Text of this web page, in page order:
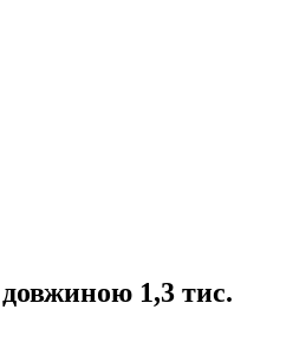
1,3 тис.